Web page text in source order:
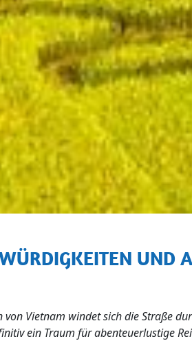
UND
von Vietnam windet sich die Straße
ein Traum für abenteuerlustige